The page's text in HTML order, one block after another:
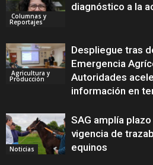
Columnas y
Reportajes
diagnóstico a la
Agricultura y
Producción
Despliegue tras
Emergencia
Autoridades
información en
Noticias
SAG amplía
vigencia de
equinos